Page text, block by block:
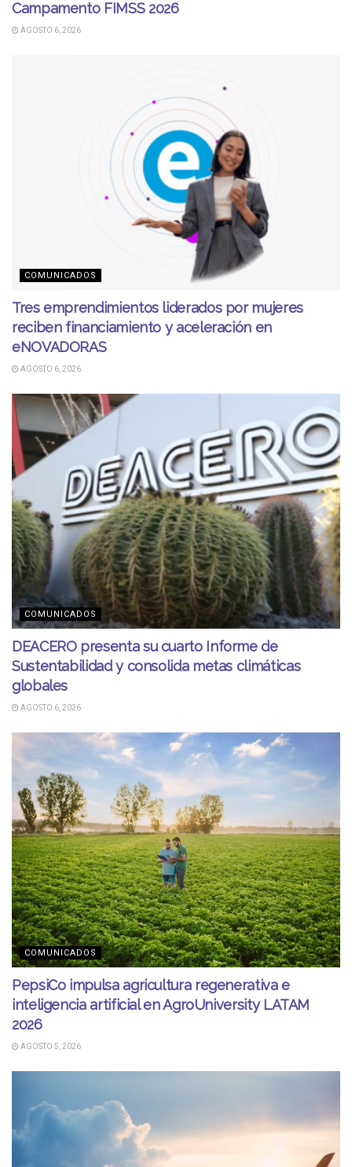
Campamento FIMSS 2026
AGOSTO 6, 2026
COMUNICADOS
Tres emprendimientos liderados por mujeres
reciben financiamiento y aceleración en
eNOVADORAS
AGOSTO 6, 2026
COMUNICADOS
DEACERO presenta su cuarto Informe de
Sustentabilidad y consolida metas climáticas
globales
AGOSTO 6, 2026
COMUNICADOS
PepsiCo impulsa agricultura regenerativa e
inteligencia artificial en AgroUniversity LATAM
2026
AGOSTO 5, 2026